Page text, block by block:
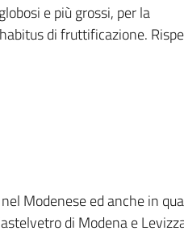
e più grossi, per la
di fruttificazione.
Modenese ed anche in
di Modena e